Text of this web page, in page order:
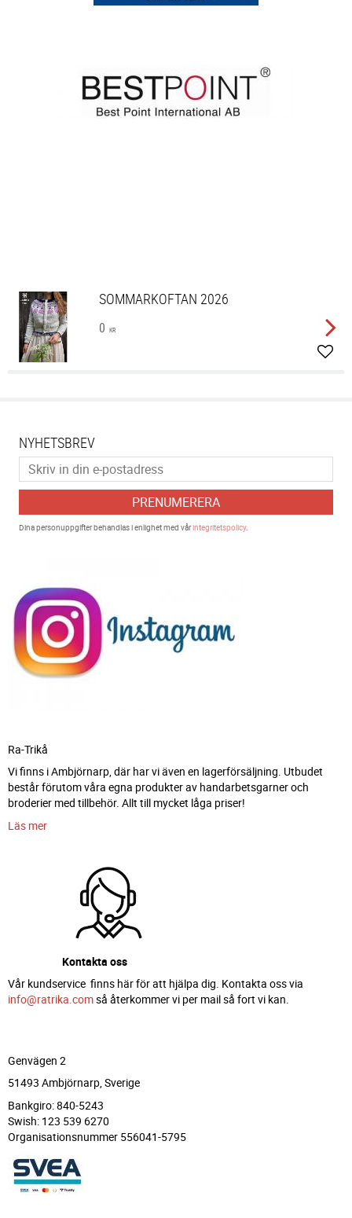
SOMMARKOFTAN 2026
0 KR
NYHETSBREV
PRENUMERERA
Dina personuppgifter behandlas i enlighet med vårintegritetspolicy.
Ra-Trikå
Vi finns i Ambjörnarp, där har vi även en lagerförsäljning. Utbudet
består förutom våra egna produkter av handarbetsgarner och
broderier med tillbehör. Allt till mycket låga priser!
Läs mer
Kontakta oss
Vår kundservice finns här för att hjälpa dig. Kontakta oss via
info@ratrika.comså återkommer vi per mail så fort vi kan.
Genvägen 2
51493 Ambjörnarp, Sverige
Bankgiro: 840-5243
Swish: 123 539 6270
Organisationsnummer 556041-5795